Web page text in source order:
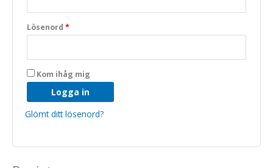
Lösenord *
Kom ihåg mig
Logga in
Glömt ditt lösenord?
Nödvändiga
Dessa kakor
att hemsidan
över huvud
taget ska
fungera.
Statistik